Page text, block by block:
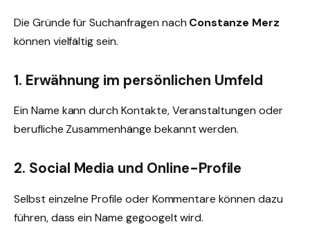
Die Gründe für Suchanfragen nach Constanze Merz
können vielfältig sein.
1. Erwähnung im persönlichen Umfeld
Ein Name kann durch Kontakte, Veranstaltungen oder
berufliche Zusammenhänge bekannt werden.
2. Social Media und Online-Profile
Selbst einzelne Profile oder Kommentare können dazu
führen, dass ein Name gegoogelt wird.